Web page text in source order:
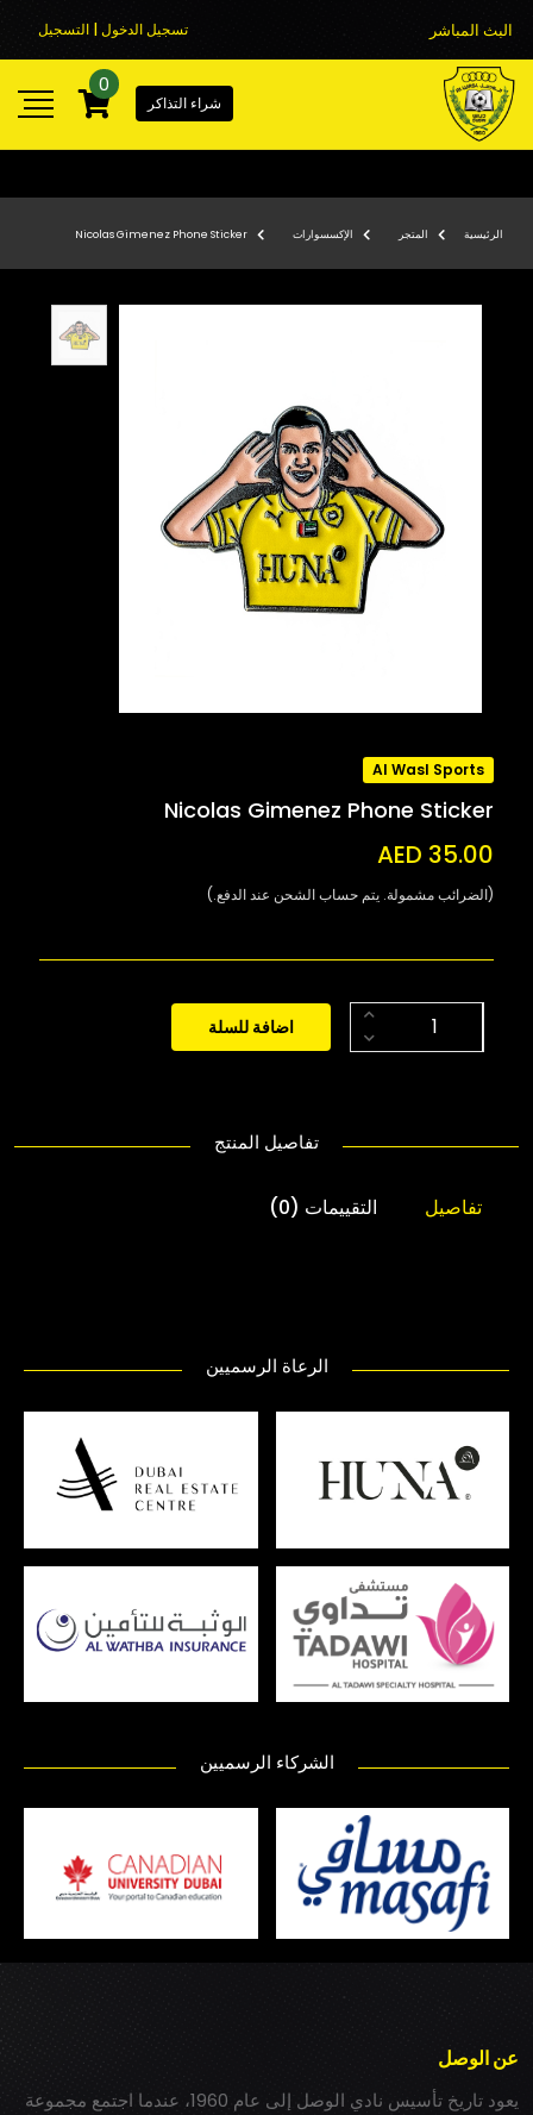
البث المباشر تسجيل الدخول | التسجيل
شراء التذاكر
0
الرئيسية المتجر الإكسسوارات Nicolas Gimenez Phone Sticker
Al Wasl Sports
Nicolas Gimenez Phone Sticker
AED 35.00
(الضرائب مشمولة. يتم حساب الشحن عند الدفع.)
اضافة للسلة
تفاصيل المنتج
تفاصيل التقييمات (0)
الرعاة الرسميين
الشركاء الرسميين
عن الوصل
يعود تاريخ تأسيس نادي الوصل إلى عام 1960، عندما اجتمع مجموعة